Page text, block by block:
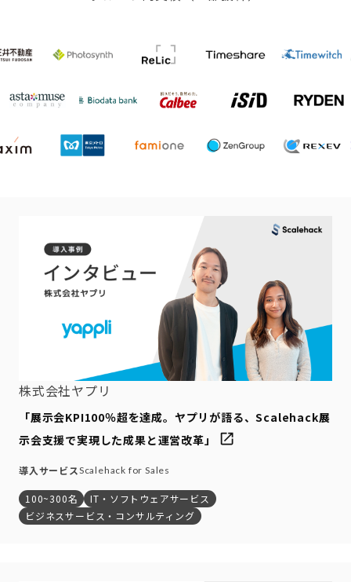
株式会社ヤプリ
「展示会KPI100％超を達成。ヤプリが語る、Scalehack展
示会支援で実現した成果と運営改革」
導入サービスScalehack for Sales
100~300名
IT・ソフトウェアサービス
ビジネスサービス・コンサルティング